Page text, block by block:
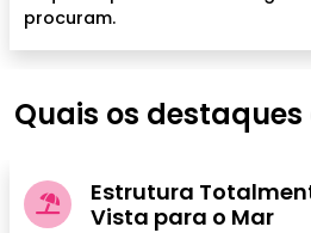
procuram.
Quais os
Estrutura
Vista para o Mar